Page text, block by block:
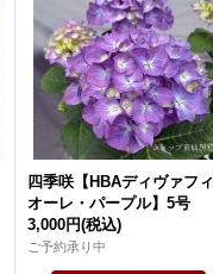
四季咲【HBAディヴァフィ
オーレ・パープル】5号
3,000円(税込)
ご予約承り中